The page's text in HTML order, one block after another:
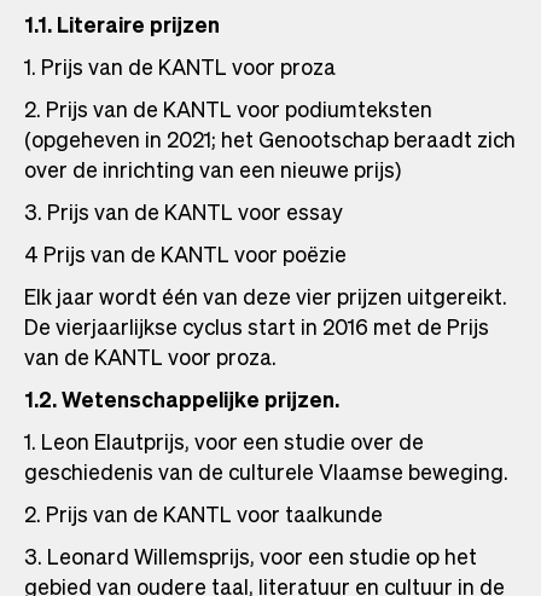
1.1. Literaire prijzen
1. Prijs van de KANTL voor proza
2. Prijs van de KANTL voor podiumteksten
(opgeheven in 2021; het Genootschap beraadt zich
over de inrichting van een nieuwe prijs)
3. Prijs van de KANTL voor essay
4 Prijs van de KANTL voor poëzie
Elk jaar wordt één van deze vier prijzen uitgereikt.
De vierjaarlijkse cyclus start in 2016 met de Prijs
van de KANTL voor proza.
1.2. Wetenschappelijke prijzen.
1. Leon Elautprijs, voor een studie over de
geschiedenis van de culturele Vlaamse beweging.
2. Prijs van de KANTL voor taalkunde
3. Leonard Willemsprijs, voor een studie op het
gebied van oudere taal, literatuur en cultuur in de